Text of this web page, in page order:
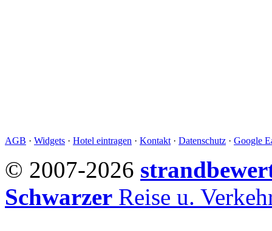
AGB · Widgets · Hotel eintragen · Kontakt · Datenschutz · Google
© 2007-2026
Schwarzer Reise u.